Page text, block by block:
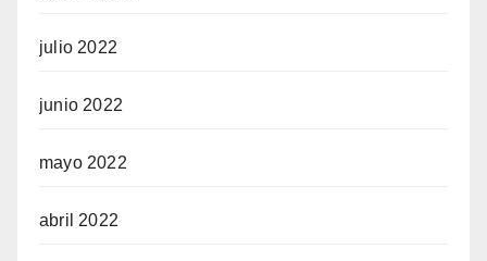
julio 2022
junio 2022
mayo 2022
abril 2022